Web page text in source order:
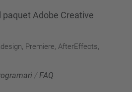
paquet Adobe Creative
Premiere, AfterEffects,
/FAQ